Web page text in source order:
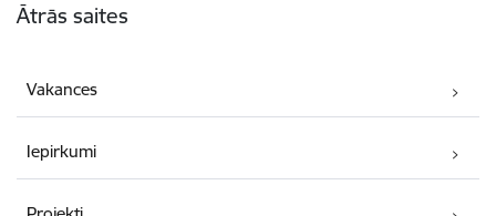
Ātrās saites
Vakances
Iepirkumi